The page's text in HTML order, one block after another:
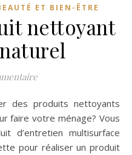
ET BIEN-ÊTRE
nettoyant
faire votre ménage? Vous
d’entretien multisurface
pour réaliser un produit